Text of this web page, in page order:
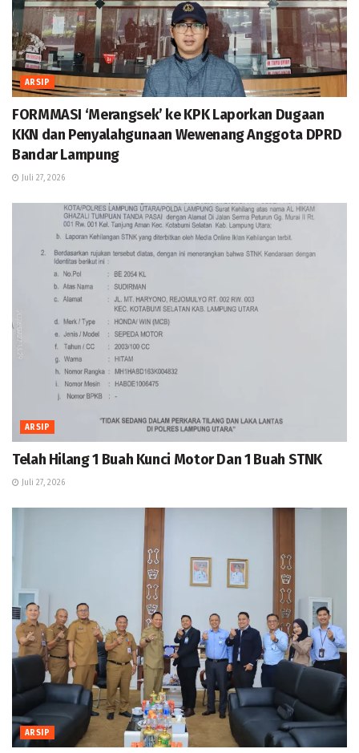
ARSIP
FORMMASI ‘Merangsek’ ke KPK Laporkan Dugaan
KKN dan Penyalahgunaan Wewenang Anggota DPRD
Bandar Lampung
Juli 27, 2026
ARSIP
Telah Hilang 1 Buah Kunci Motor Dan 1 Buah STNK
Juli 27, 2026
ARSIP